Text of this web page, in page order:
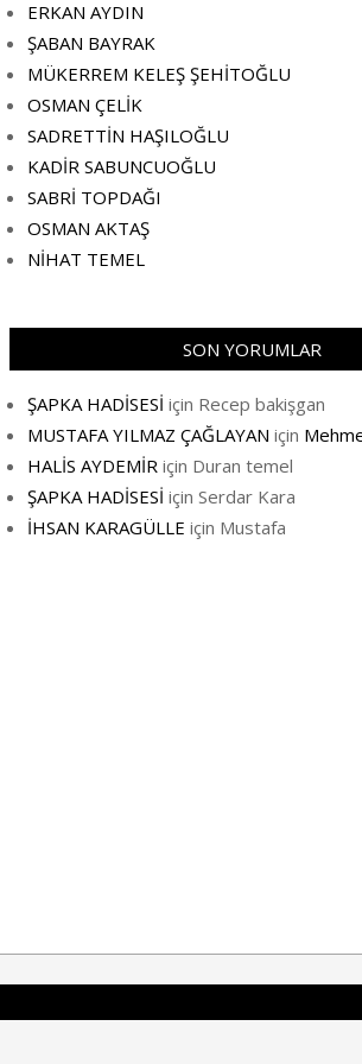
ERKAN AYDIN
ŞABAN BAYRAK
MÜKERREM KELEŞ ŞEHİTOĞLU
OSMAN ÇELİK
SADRETTİN HAŞILOĞLU
KADİR SABUNCUOĞLU
SABRİ TOPDAĞI
OSMAN AKTAŞ
NİHAT TEMEL
SON YORUMLAR
ŞAPKA HADİSESİ için Recep bakişgan
MUSTAFA YILMAZ ÇAĞLAYAN için
HALİS AYDEMİR için Duran temel
ŞAPKA HADİSESİ için Serdar Kara
İHSAN KARAGÜLLE için Mustafa